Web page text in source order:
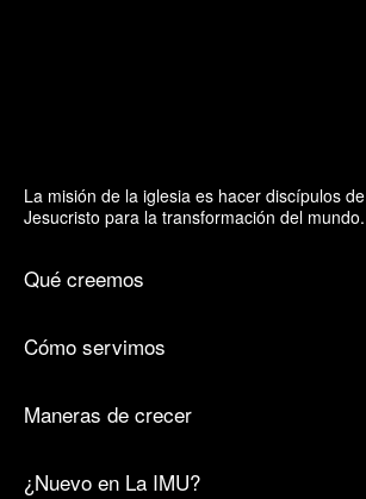
La misión de la iglesia es hacer discípulos de
Jesucristo para la transformación del mundo.
Qué creemos
Cómo servimos
Maneras de crecer
¿Nuevo en La IMU?